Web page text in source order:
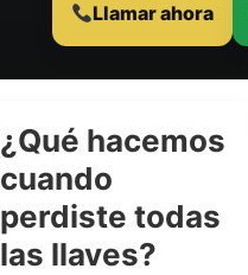
Llamar ahora
¿Qué hacemos
cuando
perdiste todas
las llaves?